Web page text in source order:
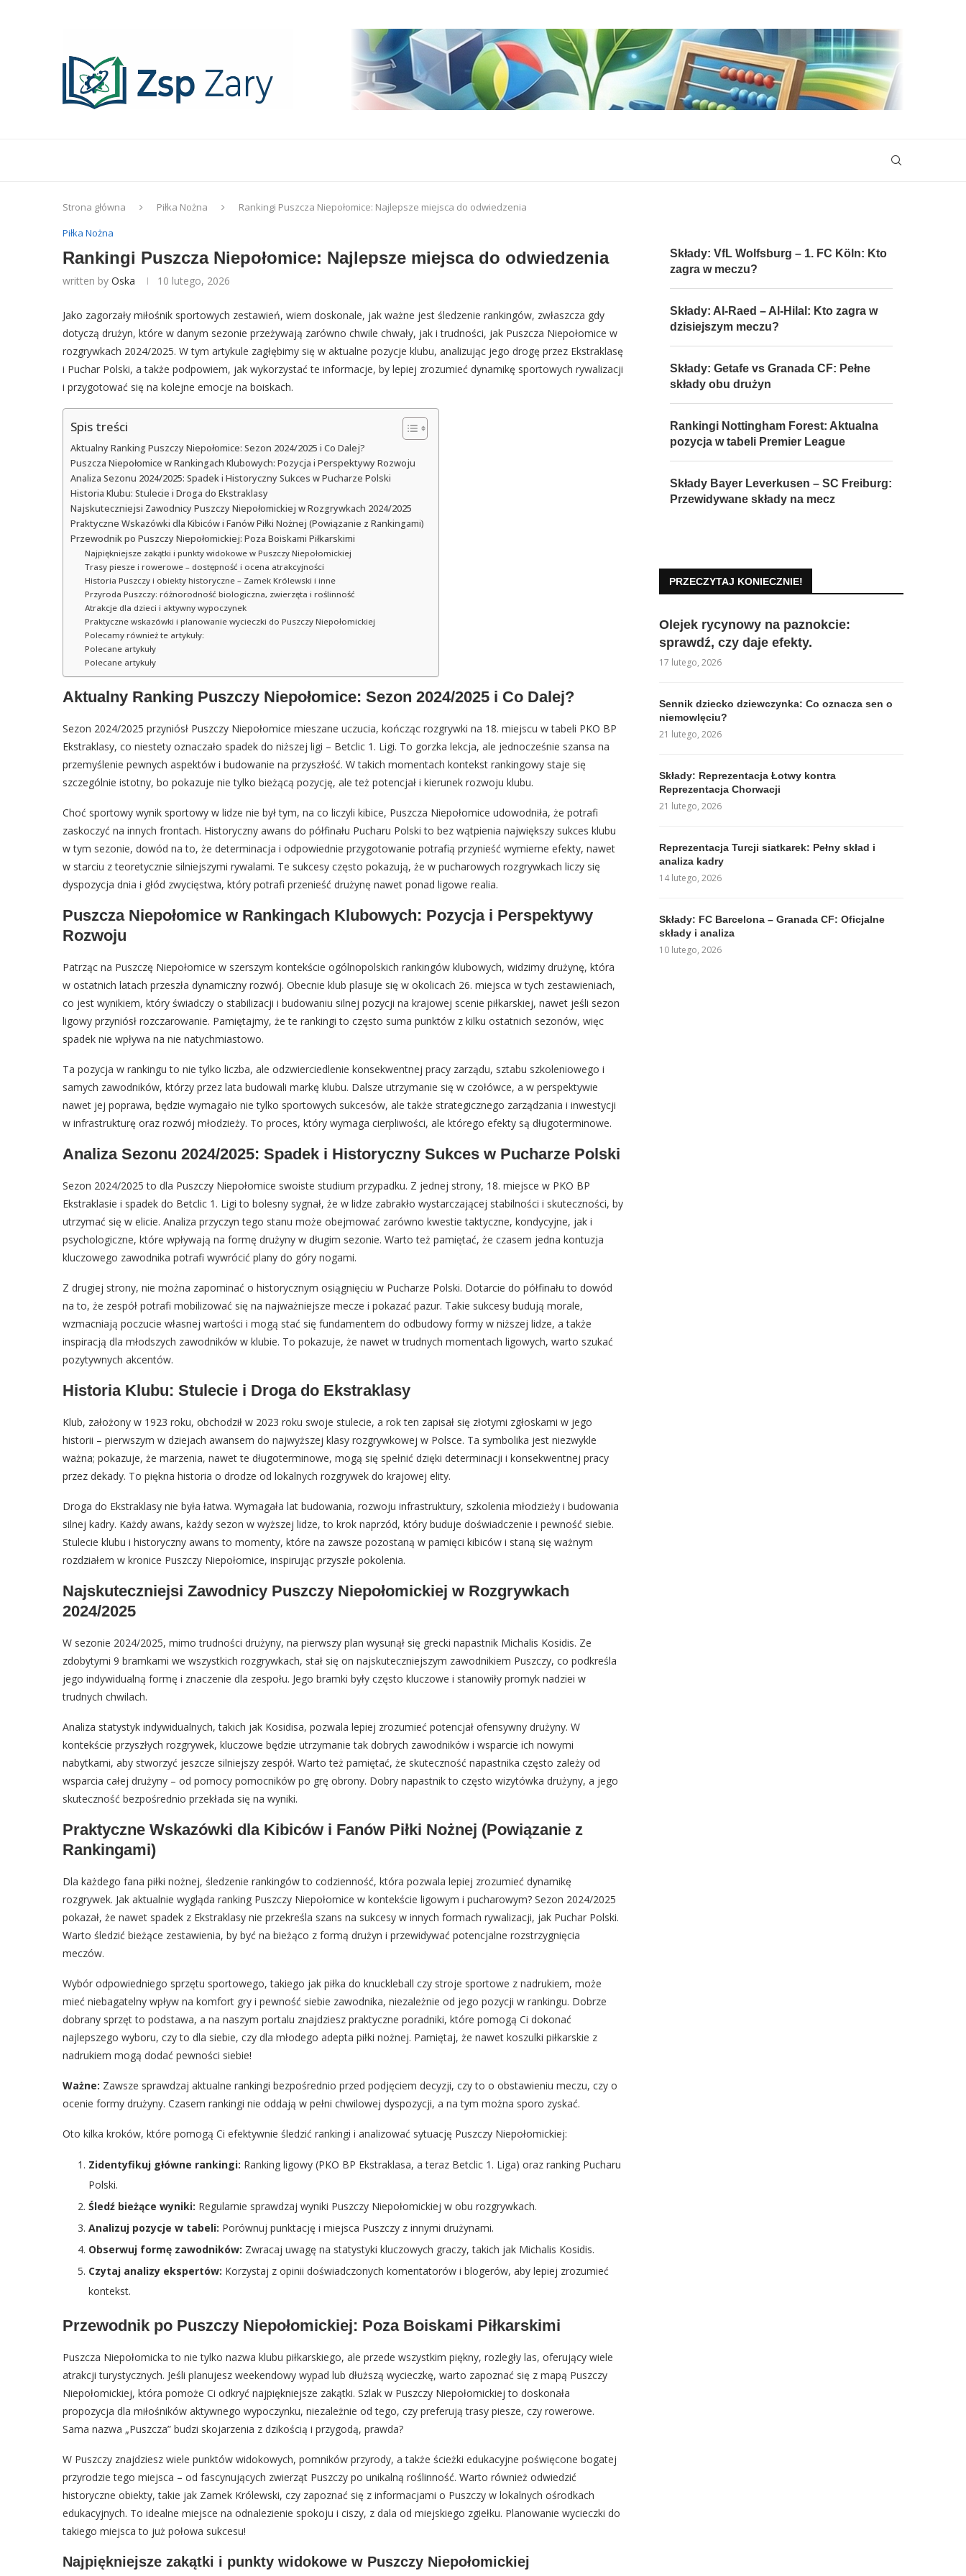
Strona główna Piłka Nożna
Rankingi Puszcza Niepołomice: Najlepsze miejsca do odwiedzenia
Piłka Nożna
Rankingi Puszcza Niepołomice: Najlepsze miejsca do odwiedzenia
written by Oska 10 lutego, 2026
Jako zagorzały miłośnik sportowych zestawień, wiem doskonale, jak ważne jest śledzenie rankingów, zwłaszcza gdy
dotyczą drużyn, które w danym sezonie przeżywają zarówno chwile chwały, jak i trudności, jak Puszcza Niepołomice w
rozgrywkach 2024/2025. W tym artykule zagłębimy się w aktualne pozycje klubu, analizując jego drogę przez Ekstraklasę
i Puchar Polski, a także podpowiem, jak wykorzystać te informacje, by lepiej zrozumieć dynamikę sportowych rywalizacji
i przygotować się na kolejne emocje na boiskach.
Spis treści
Aktualny Ranking Puszczy Niepołomice: Sezon 2024/2025 i Co Dalej?
Puszcza Niepołomice w Rankingach Klubowych: Pozycja i Perspektywy Rozwoju
Analiza Sezonu 2024/2025: Spadek i Historyczny Sukces w Pucharze Polski
Historia Klubu: Stulecie i Droga do Ekstraklasy
Najskuteczniejsi Zawodnicy Puszczy Niepołomickiej w Rozgrywkach 2024/2025
Praktyczne Wskazówki dla Kibiców i Fanów Piłki Nożnej (Powiązanie z Rankingami)
Przewodnik po Puszczy Niepołomickiej: Poza Boiskami Piłkarskimi
Najpiękniejsze zakątki i punkty widokowe w Puszczy Niepołomickiej
Trasy piesze i rowerowe – dostępność i ocena atrakcyjności
Historia Puszczy i obiekty historyczne – Zamek Królewski i inne
Przyroda Puszczy: różnorodność biologiczna, zwierzęta i roślinność
Atrakcje dla dzieci i aktywny wypoczynek
Praktyczne wskazówki i planowanie wycieczki do Puszczy Niepołomickiej
Polecamy również te artykuły:
Polecane artykuły
Polecane artykuły
Aktualny Ranking Puszczy Niepołomice: Sezon 2024/2025 i Co Dalej?
Sezon 2024/2025 przyniósł Puszczy Niepołomice mieszane uczucia, kończąc rozgrywki na 18. miejscu w tabeli PKO BP
Ekstraklasy, co niestety oznaczało spadek do niższej ligi – Betclic 1. Ligi. To gorzka lekcja, ale jednocześnie szansa na
przemyślenie pewnych aspektów i budowanie na przyszłość. W takich momentach kontekst rankingowy staje się
szczególnie istotny, bo pokazuje nie tylko bieżącą pozycję, ale też potencjał i kierunek rozwoju klubu.
Choć sportowy wynik sportowy w lidze nie był tym, na co liczyli kibice, Puszcza Niepołomice udowodniła, że potrafi
zaskoczyć na innych frontach. Historyczny awans do półfinału Pucharu Polski to bez wątpienia największy sukces klubu
w tym sezonie, dowód na to, że determinacja i odpowiednie przygotowanie potrafią przynieść wymierne efekty, nawet
w starciu z teoretycznie silniejszymi rywalami. Te sukcesy często pokazują, że w pucharowych rozgrywkach liczy się
dyspozycja dnia i głód zwycięstwa, który potrafi przenieść drużynę nawet ponad ligowe realia.
Puszcza Niepołomice w Rankingach Klubowych: Pozycja i Perspektywy
Rozwoju
Patrząc na Puszczę Niepołomice w szerszym kontekście ogólnopolskich rankingów klubowych, widzimy drużynę, która
w ostatnich latach przeszła dynamiczny rozwój. Obecnie klub plasuje się w okolicach 26. miejsca w tych zestawieniach,
co jest wynikiem, który świadczy o stabilizacji i budowaniu silnej pozycji na krajowej scenie piłkarskiej, nawet jeśli sezon
ligowy przyniósł rozczarowanie. Pamiętajmy, że te rankingi to często suma punktów z kilku ostatnich sezonów, więc
spadek nie wpływa na nie natychmiastowo.
Ta pozycja w rankingu to nie tylko liczba, ale odzwierciedlenie konsekwentnej pracy zarządu, sztabu szkoleniowego i
samych zawodników, którzy przez lata budowali markę klubu. Dalsze utrzymanie się w czołówce, a w perspektywie
nawet jej poprawa, będzie wymagało nie tylko sportowych sukcesów, ale także strategicznego zarządzania i inwestycji
w infrastrukturę oraz rozwój młodzieży. To proces, który wymaga cierpliwości, ale którego efekty są długoterminowe.
Analiza Sezonu 2024/2025: Spadek i Historyczny Sukces w Pucharze Polski
Sezon 2024/2025 to dla Puszczy Niepołomice swoiste studium przypadku. Z jednej strony, 18. miejsce w PKO BP
Ekstraklasie i spadek do Betclic 1. Ligi to bolesny sygnał, że w lidze zabrakło wystarczającej stabilności i skuteczności, by
utrzymać się w elicie. Analiza przyczyn tego stanu może obejmować zarówno kwestie taktyczne, kondycyjne, jak i
psychologiczne, które wpływają na formę drużyny w długim sezonie. Warto też pamiętać, że czasem jedna kontuzja
kluczowego zawodnika potrafi wywrócić plany do góry nogami.
Z drugiej strony, nie można zapominać o historycznym osiągnięciu w Pucharze Polski. Dotarcie do półfinału to dowód
na to, że zespół potrafi mobilizować się na najważniejsze mecze i pokazać pazur. Takie sukcesy budują morale,
wzmacniają poczucie własnej wartości i mogą stać się fundamentem do odbudowy formy w niższej lidze, a także
inspiracją dla młodszych zawodników w klubie. To pokazuje, że nawet w trudnych momentach ligowych, warto szukać
pozytywnych akcentów.
Historia Klubu: Stulecie i Droga do Ekstraklasy
Klub, założony w 1923 roku, obchodził w 2023 roku swoje stulecie, a rok ten zapisał się złotymi zgłoskami w jego
historii – pierwszym w dziejach awansem do najwyższej klasy rozgrywkowej w Polsce. Ta symbolika jest niezwykle
ważna; pokazuje, że marzenia, nawet te długoterminowe, mogą się spełnić dzięki determinacji i konsekwentnej pracy
przez dekady. To piękna historia o drodze od lokalnych rozgrywek do krajowej elity.
Droga do Ekstraklasy nie była łatwa. Wymagała lat budowania, rozwoju infrastruktury, szkolenia młodzieży i budowania
silnej kadry. Każdy awans, każdy sezon w wyższej lidze, to krok naprzód, który buduje doświadczenie i pewność siebie.
Stulecie klubu i historyczny awans to momenty, które na zawsze pozostaną w pamięci kibiców i staną się ważnym
rozdziałem w kronice Puszczy Niepołomice, inspirując przyszłe pokolenia.
Najskuteczniejsi Zawodnicy Puszczy Niepołomickiej w Rozgrywkach
2024/2025
W sezonie 2024/2025, mimo trudności drużyny, na pierwszy plan wysunął się grecki napastnik Michalis Kosidis. Ze
zdobytymi 9 bramkami we wszystkich rozgrywkach, stał się on najskuteczniejszym zawodnikiem Puszczy, co podkreśla
jego indywidualną formę i znaczenie dla zespołu. Jego bramki były często kluczowe i stanowiły promyk nadziei w
trudnych chwilach.
Analiza statystyk indywidualnych, takich jak Kosidisa, pozwala lepiej zrozumieć potencjał ofensywny drużyny. W
kontekście przyszłych rozgrywek, kluczowe będzie utrzymanie tak dobrych zawodników i wsparcie ich nowymi
nabytkami, aby stworzyć jeszcze silniejszy zespół. Warto też pamiętać, że skuteczność napastnika często zależy od
wsparcia całej drużyny – od pomocy pomocników po grę obrony. Dobry napastnik to często wizytówka drużyny, a jego
skuteczność bezpośrednio przekłada się na wyniki.
Praktyczne Wskazówki dla Kibiców i Fanów Piłki Nożnej (Powiązanie z
Rankingami)
Dla każdego fana piłki nożnej, śledzenie rankingów to codzienność, która pozwala lepiej zrozumieć dynamikę
rozgrywek. Jak aktualnie wygląda ranking Puszczy Niepołomice w kontekście ligowym i pucharowym? Sezon 2024/2025
pokazał, że nawet spadek z Ekstraklasy nie przekreśla szans na sukcesy w innych formach rywalizacji, jak Puchar Polski.
Warto śledzić bieżące zestawienia, by być na bieżąco z formą drużyn i przewidywać potencjalne rozstrzygnięcia
meczów.
Wybór odpowiedniego sprzętu sportowego, takiego jak piłka do knuckleball czy stroje sportowe z nadrukiem, może
mieć niebagatelny wpływ na komfort gry i pewność siebie zawodnika, niezależnie od jego pozycji w rankingu. Dobrze
dobrany sprzęt to podstawa, a na naszym portalu znajdziesz praktyczne poradniki, które pomogą Ci dokonać
najlepszego wyboru, czy to dla siebie, czy dla młodego adepta piłki nożnej. Pamiętaj, że nawet koszulki piłkarskie z
nadrukiem mogą dodać pewności siebie!
Ważne: Zawsze sprawdzaj aktualne rankingi bezpośrednio przed podjęciem decyzji, czy to o obstawieniu meczu, czy o
ocenie formy drużyny. Czasem rankingi nie oddają w pełni chwilowej dyspozycji, a na tym można sporo zyskać.
Oto kilka kroków, które pomogą Ci efektywnie śledzić rankingi i analizować sytuację Puszczy Niepołomickiej:
Zidentyfikuj główne rankingi: Ranking ligowy (PKO BP Ekstraklasa, a teraz Betclic 1. Liga) oraz ranking Pucharu
Polski.
Śledź bieżące wyniki: Regularnie sprawdzaj wyniki Puszczy Niepołomickiej w obu rozgrywkach.
Analizuj pozycje w tabeli: Porównuj punktację i miejsca Puszczy z innymi drużynami.
Obserwuj formę zawodników: Zwracaj uwagę na statystyki kluczowych graczy, takich jak Michalis Kosidis.
Czytaj analizy ekspertów: Korzystaj z opinii doświadczonych komentatorów i blogerów, aby lepiej zrozumieć
kontekst.
Przewodnik po Puszczy Niepołomickiej: Poza Boiskami Piłkarskimi
Puszcza Niepołomicka to nie tylko nazwa klubu piłkarskiego, ale przede wszystkim piękny, rozległy las, oferujący wiele
atrakcji turystycznych. Jeśli planujesz weekendowy wypad lub dłuższą wycieczkę, warto zapoznać się z mapą Puszczy
Niepołomickiej, która pomoże Ci odkryć najpiękniejsze zakątki. Szlak w Puszczy Niepołomickiej to doskonała
propozycja dla miłośników aktywnego wypoczynku, niezależnie od tego, czy preferują trasy piesze, czy rowerowe.
Sama nazwa „Puszcza” budzi skojarzenia z dzikością i przygodą, prawda?
W Puszczy znajdziesz wiele punktów widokowych, pomników przyrody, a także ścieżki edukacyjne poświęcone bogatej
przyrodzie tego miejsca – od fascynujących zwierząt Puszczy po unikalną roślinność. Warto również odwiedzić
historyczne obiekty, takie jak Zamek Królewski, czy zapoznać się z informacjami o Puszczy w lokalnych ośrodkach
edukacyjnych. To idealne miejsce na odnalezienie spokoju i ciszy, z dala od miejskiego zgiełku. Planowanie wycieczki do
takiego miejsca to już połowa sukcesu!
Najpiękniejsze zakątki i punkty widokowe w Puszczy Niepołomickiej
Składy: VfL Wolfsburg – 1. FC Köln: Kto
zagra w meczu?
Składy: Al-Raed – Al-Hilal: Kto zagra w
dzisiejszym meczu?
Składy: Getafe vs Granada CF: Pełne
składy obu drużyn
Rankingi Nottingham Forest: Aktualna
pozycja w tabeli Premier League
Składy Bayer Leverkusen – SC Freiburg:
Przewidywane składy na mecz
PRZECZYTAJ KONIECZNIE!
Olejek rycynowy na paznokcie:
sprawdź, czy daje efekty.
17 lutego, 2026
Sennik dziecko dziewczynka: Co oznacza sen o
niemowlęciu?
21 lutego, 2026
Składy: Reprezentacja Łotwy kontra
Reprezentacja Chorwacji
21 lutego, 2026
Reprezentacja Turcji siatkarek: Pełny skład i
analiza kadry
14 lutego, 2026
Składy: FC Barcelona – Granada CF: Oficjalne
składy i analiza
10 lutego, 2026